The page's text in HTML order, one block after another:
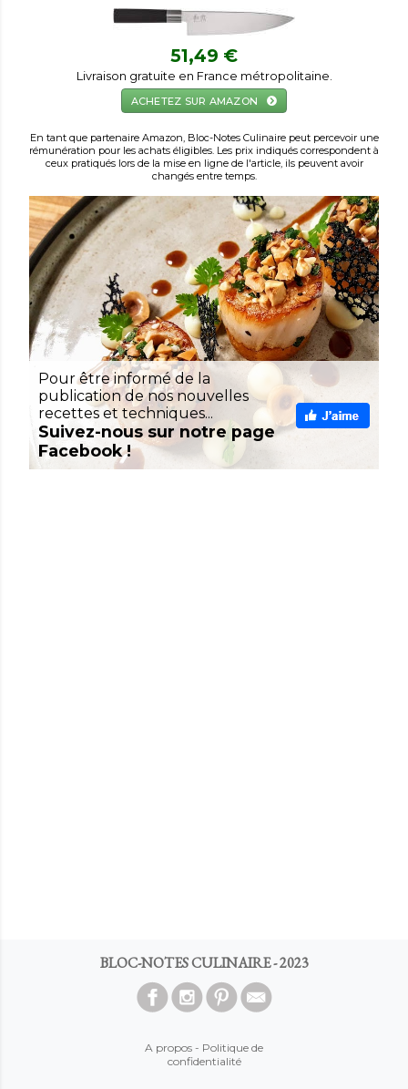
51,49 €
Livraison gratuite en France métropolitaine.
ACHETEZ SUR AMAZON
En tant que partenaire Amazon, Bloc-Notes Culinaire peut percevoir une
rémunération pour les achats éligibles. Les prix indiqués correspondent à
ceux pratiqués lors de la mise en ligne de l'article, ils peuvent avoir
changés entre temps.
Pour être informé de la
publication de nos nouvelles
recettes et techniques...
Suivez-nous sur notre page
Facebook !
BLOC-NOTES CULINAIRE - 2023
A propos - Politique de
confidentialité